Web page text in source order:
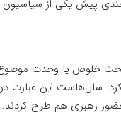
پیش یکی از سیاسیون
بحث خلوص یا وحدت
سال‌هاست این
رهبری هم طرح کردند.